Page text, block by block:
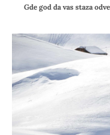
Gde god da vas staza